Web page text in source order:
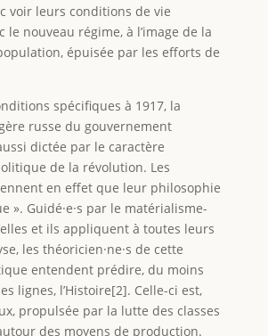
voir leurs conditions de vie
le nouveau régime, à l’image de la
épuisée par les efforts de
spécifiques à 1917, la
russe du gouvernement
dictée par le caractère
de la révolution. Les
en effet que leur philosophie
». Guidé·e·s par le matérialisme-
et ils appliquent à toutes leurs
les théoricien·ne·s de cette
entendent prédire, du moins
lignes, l’Histoire[2]. Celle-ci est,
propulsée par la lutte des classes
des moyens de production.